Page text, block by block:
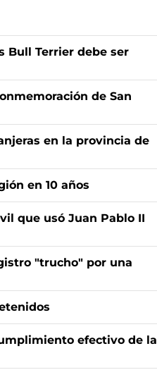
Bull Terrier debe ser
de San
en la provincia de
en 10 años
que usó Juan Pablo II
"trucho" por una
efectivo de la